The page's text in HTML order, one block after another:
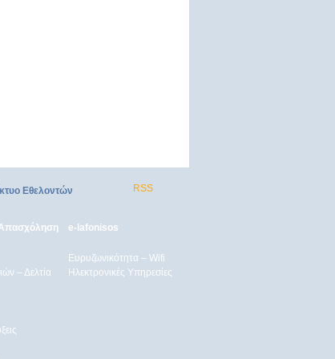
Εθελοντών RSS
Απασχόληση
– Δελτία
e-lafonisos
Ευρυζωνικότητα – Wifi
Ηλεκτρονικές Υπηρεσίες